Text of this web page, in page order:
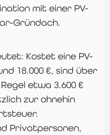
mit einer PV-
Gründach.
Kostet eine PV-
18.000 €, sind über
etwa 3.600 €
zur ohnehin
Privatpersonen,